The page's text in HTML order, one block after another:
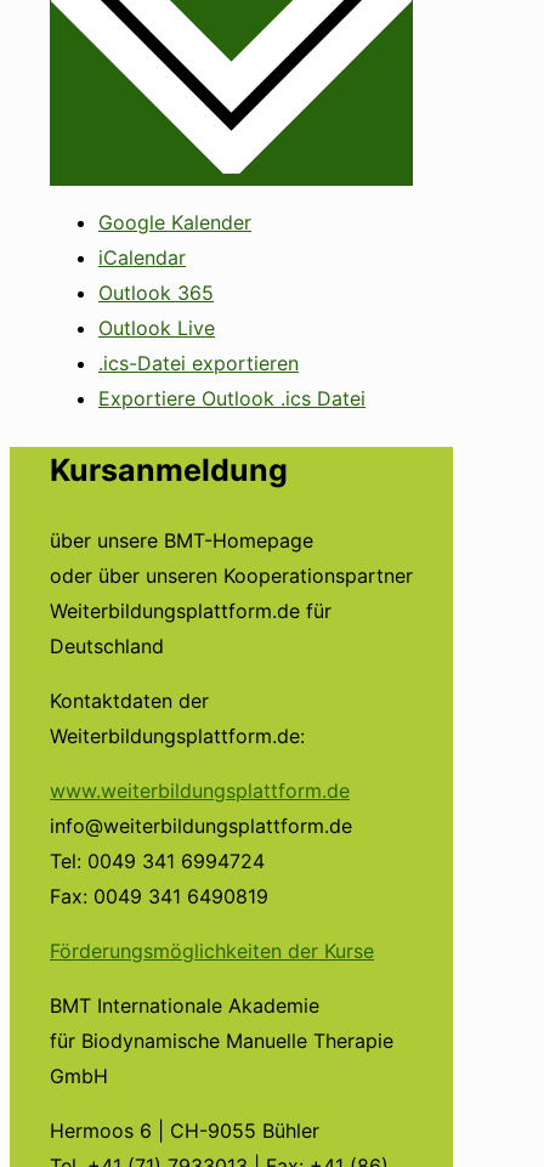
Google Kalender
iCalendar
Outlook 365
Outlook Live
.ics-Datei exportieren
Exportiere Outlook .ics Datei
Kursanmeldung
über unsere BMT-Homepage
oder über unseren Kooperationspartner
Weiterbildungsplattform.de für
Deutschland
Kontaktdaten der
Weiterbildungsplattform.de:
www.weiterbildungsplattform.de
info@weiterbildungsplattform.de
Tel: 0049 341 6994724
Fax: 0049 341 6490819
Förderungsmöglichkeiten der Kurse
BMT Internationale Akademie
für Biodynamische Manuelle Therapie
GmbH
Hermoos 6 | CH-9055 Bühler